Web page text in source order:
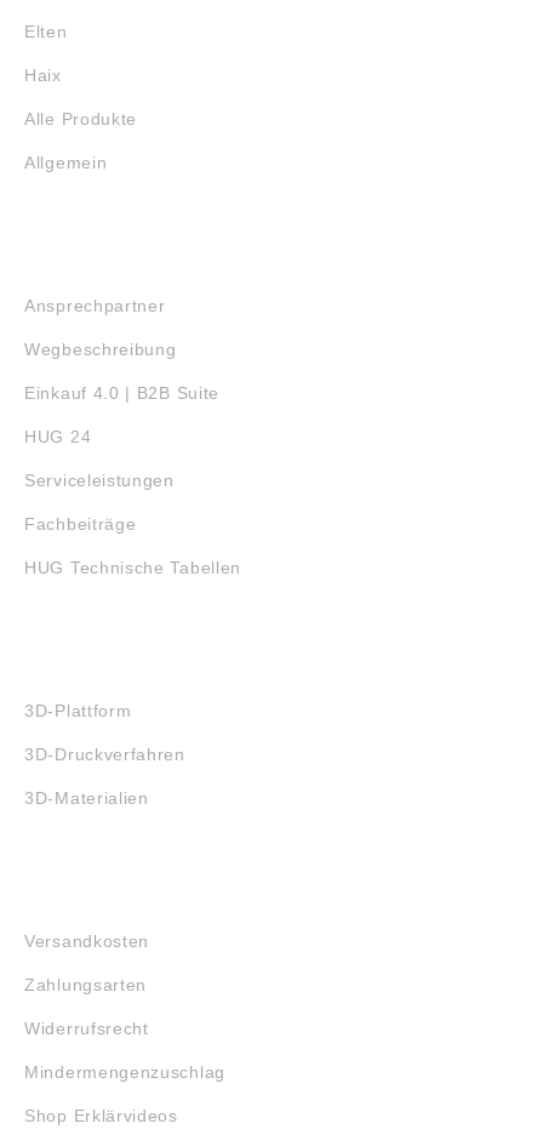
Elten
Haix
Alle Produkte
Allgemein
Ansprechpartner
Wegbeschreibung
Einkauf 4.0 | B2B Suite
HUG 24
Serviceleistungen
Fachbeiträge
HUG Technische Tabellen
3D-Plattform
3D-Druckverfahren
3D-Materialien
Versandkosten
Zahlungsarten
Widerrufsrecht
Mindermengenzuschlag
Shop Erklärvideos